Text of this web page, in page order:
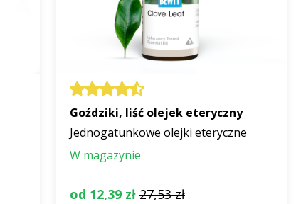
Goździki, liść olejek eteryczny
Jednogatunkowe olejki eteryczne
W magazynie
od 12,39 zł 27,53 zł